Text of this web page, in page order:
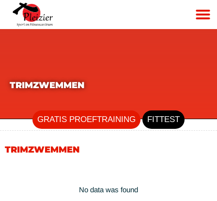
TRIMZWEMMEN
GRATIS PROEFTRAINING FITTEST
TRIMZWEMMEN
No data was found